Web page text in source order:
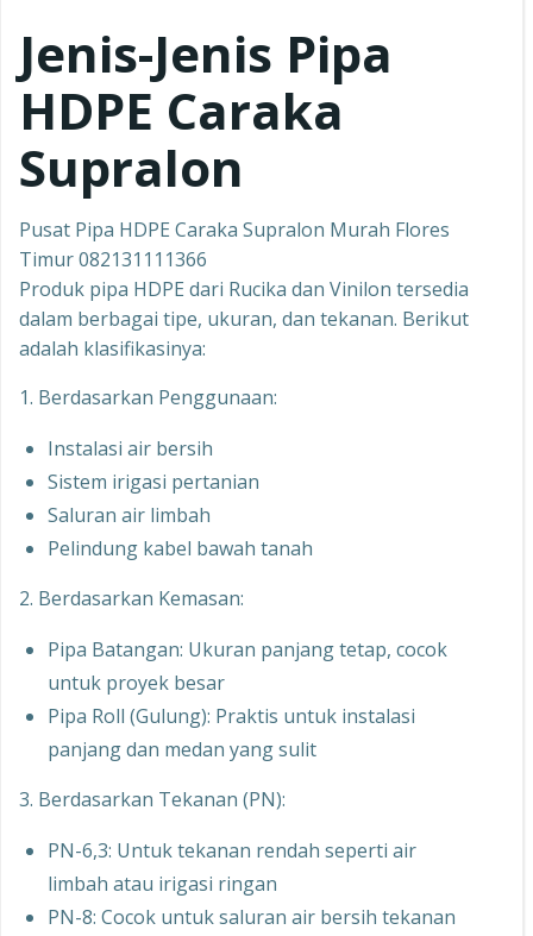
Jenis-Jenis Pipa
HDPE Caraka
Supralon
Pusat Pipa HDPE Caraka Supralon Murah Flores
Timur 082131111366
Produk pipa HDPE dari Rucika dan Vinilon tersedia
dalam berbagai tipe, ukuran, dan tekanan. Berikut
adalah klasifikasinya:
1. Berdasarkan Penggunaan:
Instalasi air bersih
Sistem irigasi pertanian
Saluran air limbah
Pelindung kabel bawah tanah
2. Berdasarkan Kemasan:
Pipa Batangan: Ukuran panjang tetap, cocok
untuk proyek besar
Pipa Roll (Gulung): Praktis untuk instalasi
panjang dan medan yang sulit
3. Berdasarkan Tekanan (PN):
PN-6,3: Untuk tekanan rendah seperti air
limbah atau irigasi ringan
PN-8: Cocok untuk saluran air bersih tekanan